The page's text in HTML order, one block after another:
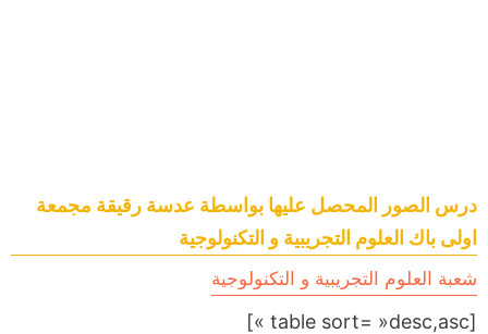
درس الصور المحصل عليها بواسطة عدسة رقيقة مجمعة
اولى باك العلوم التجريبية و التكنولوجية
شعبة العلوم التجريبية و التكنولوجية
[table sort= »desc,asc »]